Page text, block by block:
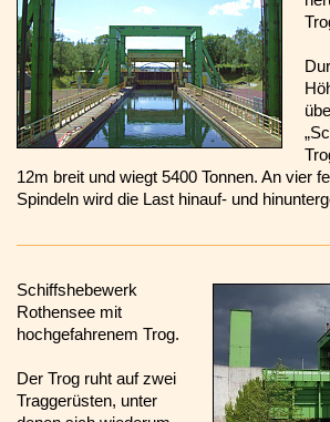
12m breit und wiegt 5400 Tonnen. An vier
Spindeln wird die Last hinauf- und
Schiffshebewerk
Rothensee mit
hochgefahrenem Trog.
Der Trog ruht auf zwei
Traggerüsten, unter